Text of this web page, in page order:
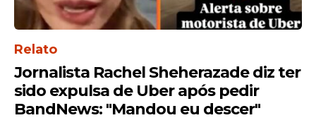
Relato
Jornalista Rachel Sheherazade diz ter
sido expulsa de Uber após pedir
BandNews: "Mandou eu descer"